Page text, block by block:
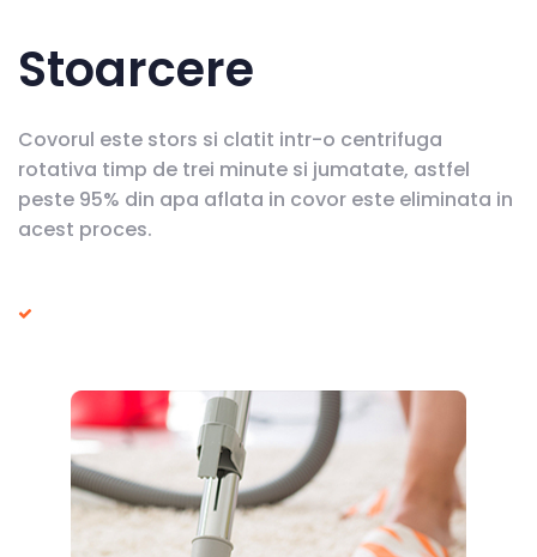
Stoarcere
Covorul este stors si clatit intr-o centrifuga
rotativa timp de trei minute si jumatate, astfel
peste 95% din apa aflata in covor este eliminata in
acest proces.